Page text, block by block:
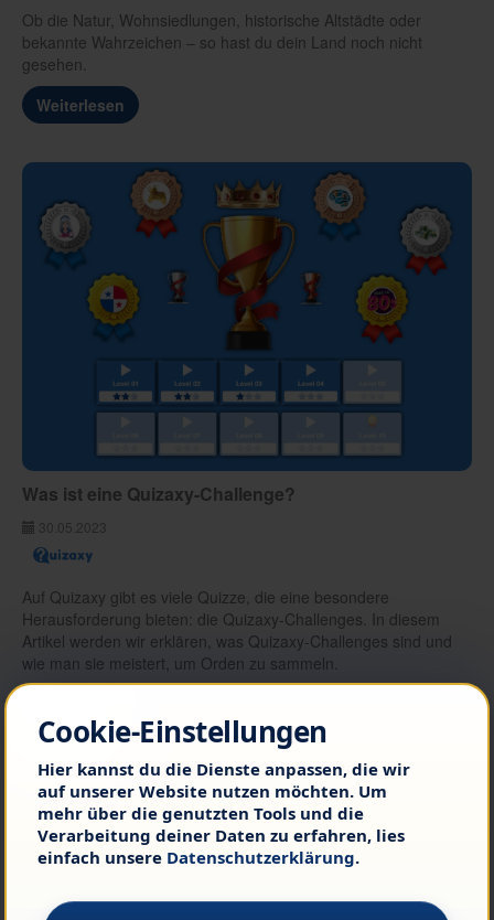
Ob die Natur, Wohnsiedlungen, historische Altstädte oder
bekannte Wahrzeichen – so hast du dein Land noch nicht
gesehen.
Weiterlesen
Was ist eine Quizaxy-Challenge?
30.05.2023
Auf Quizaxy gibt es viele Quizze, die eine besondere
Herausforderung bieten: die Quizaxy-Challenges. In diesem
Artikel werden wir erklären, was Quizaxy-Challenges sind und
wie man sie meistert, um Orden zu sammeln.
Zurück
Cookie-Einstellungen
Hier kannst du die Dienste anpassen, die wir
auf unserer Website nutzen möchten. Um
mehr über die genutzten Tools und die
Verarbeitung deiner Daten zu erfahren, lies
einfach unsere Datenschutzerklärung.